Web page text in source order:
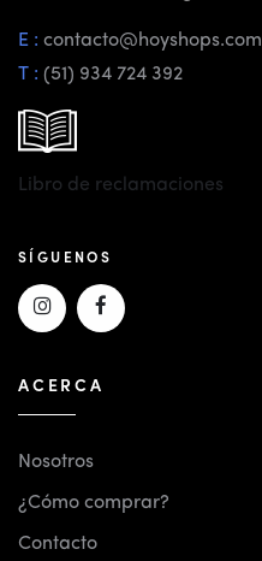
E : contacto@hoyshops.com
T : (51) 934 724 392
Libro de reclamaciones
SÍGUENOS
ACERCA
Nosotros
¿Cómo comprar?
Contacto